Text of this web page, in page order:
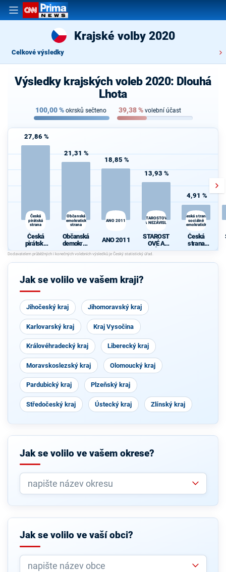
Krajské volby 2020
Celkové výsledky
Výsledky krajských voleb 2020: Dlouhá
Lhota
100,00% okrsků sečteno 39,38% volební účast
27,86 %
Česká
pirátská
strana
Česká
pirátská
strana
21,31 %
Občanská
demokratická
strana
Občanská
demokrati
cká strana
18,85 %
ANO 2011
ANO 2011
13,93 %
STAROSTOVÉ
A NEZÁVISLÍ
STAROST
OVÉ A
NEZÁVISL
4,91 %
Česká strana
sociálně
demokratická
Česká
strana
sociálně
cká
Jak se volilo ve vašem kraji?
Jihočeský kraj Jihomoravský kraj
Karlovarský kraj Kraj Vysočina
Královéhradecký kraj Liberecký kraj
Moravskoslezský kraj Olomoucký kraj
Pardubický kraj Plzeňský kraj
Středočeský kraj Ústecký kraj Zlínský kraj
Jak se volilo ve vašem okrese?
Jak se volilo ve vaší obci?